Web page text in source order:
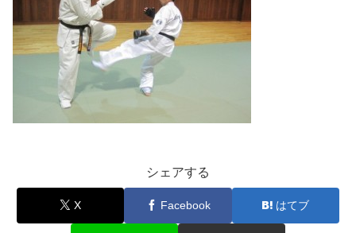
シェアする
X Facebook はてブ